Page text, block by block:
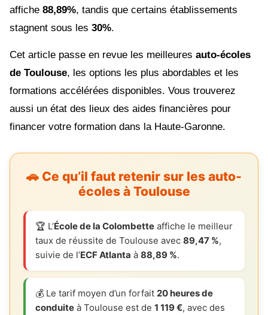
affiche 88,89%, tandis que certains établissements
stagnent sous les 30%.
Cet article passe en revue les meilleures auto-écoles
de Toulouse, les options les plus abordables et les
formations accélérées disponibles. Vous trouverez
aussi un état des lieux des aides financières pour
financer votre formation dans la Haute-Garonne.
🚗 Ce qu’il faut retenir sur les auto-
écoles à Toulouse
🏆 L’École de la Colombette affiche le meilleur
taux de réussite de Toulouse avec 89,47 %,
suivie de l’ECF Atlanta à 88,89 %.
💰 Le tarif moyen d’un forfait 20 heures de
conduite à Toulouse est de 1 119 €, avec des